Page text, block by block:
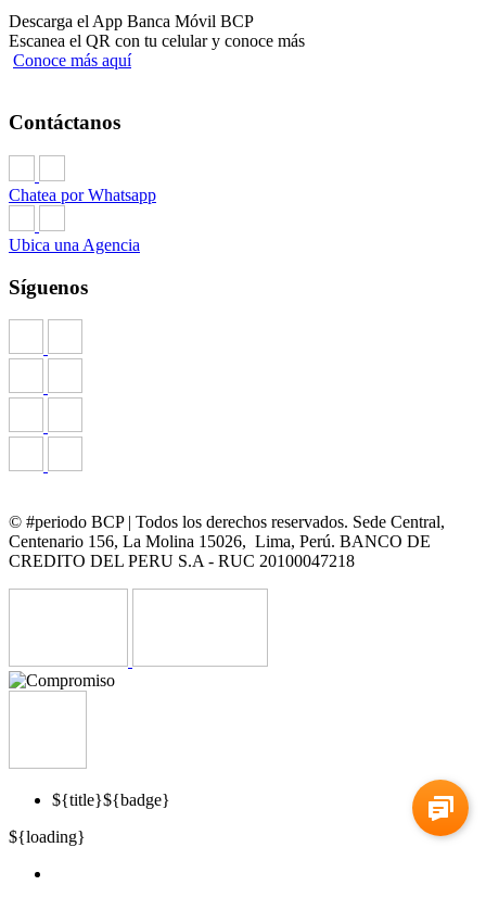
Descarga el App Banca Móvil BCP
Escanea el QR con tu celular y conoce más
Conoce más aquí
Contáctanos
Chatea por Whatsapp
Ubica una Agencia
Síguenos
© #periodo BCP | Todos los derechos reservados. Sede Central,
Centenario 156, La Molina 15026, Lima, Perú. BANCO DE
CREDITO DEL PERU S.A - RUC 20100047218
${title}${badge}
${loading}